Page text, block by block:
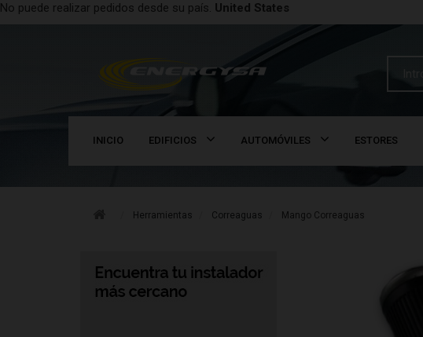
No puede realizar pedidos desde su país. United States
INICIO EDIFICIOS AUTOMÓVILES ESTORES
Herramientas Correaguas Mango Correaguas